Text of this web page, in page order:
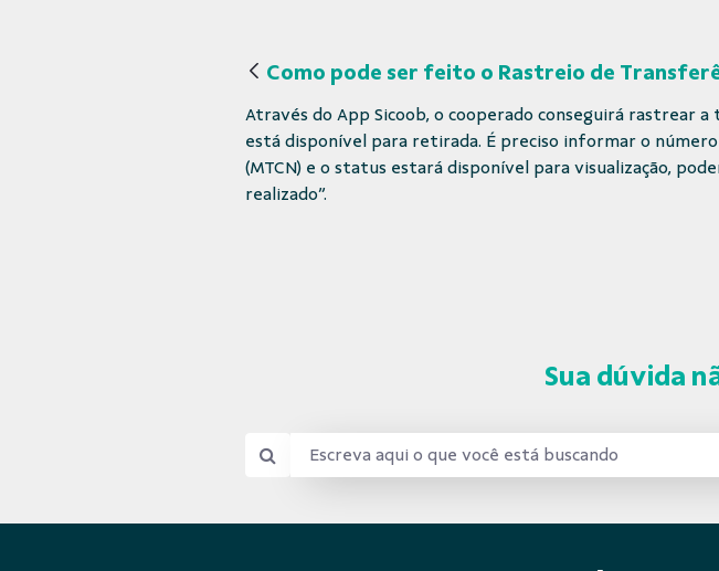
Como pode ser feito o Rastreio de
Através do App Sicoob, o cooperado conseguirá rastrear
está disponível para retirada. É preciso informar o
(MTCN) e o status estará disponível para visualização,
realizado”.
Sua dúvida